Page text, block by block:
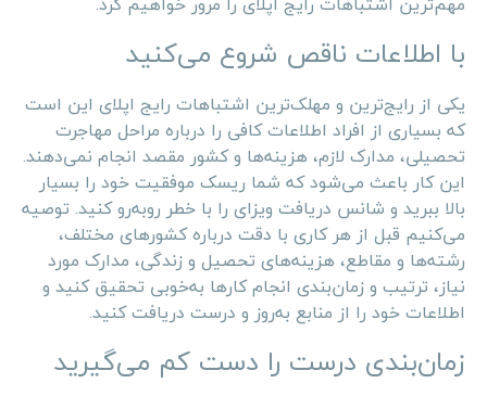
با اطلاعات ناقص شروع می‌کنید
یکی از رایج‌ترین و مهلک‌ترین اشتباهات رایج اپلای این است
که بسیاری از افراد اطلاعات کافی را درباره مراحل مهاجرت
تحصیلی، مدارک لازم، هزینه‌ها و کشور مقصد انجام نمی‌دهند.
این کار باعث می‌شود که شما ریسک موفقیت خود را بسیار
بالا ببرید و شانس دریافت ویزای را با خطر روبه‌رو کنید. توصیه
می‌کنیم قبل از هر کاری با دقت درباره کشورهای مختلف،
رشته‌ها و مقاطع، هزینه‌های تحصیل و زندگی، مدارک مورد
نیاز، ترتیب و زمان‌بندی انجام کارها به‌خوبی تحقیق کنید و
اطلاعات خود را از منابع به‌روز و درست دریافت کنید.
زمان‌بندی درست را دست کم می‌گیرید